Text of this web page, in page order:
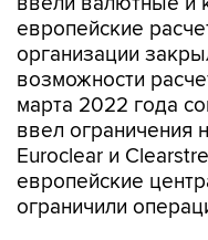
европейские
организации
возможности
марта 2022 года
ввел ограничения
Euroclear и
европейские
ограничили